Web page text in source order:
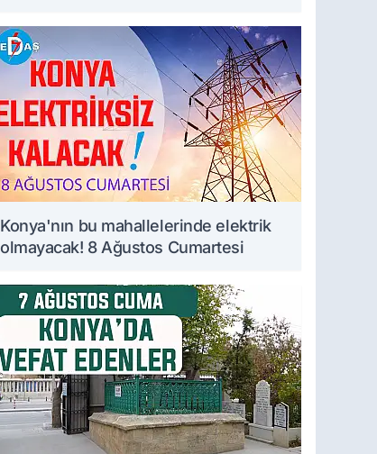
Konya'nın bu mahallelerinde elektrik
olmayacak! 8 Ağustos Cumartesi